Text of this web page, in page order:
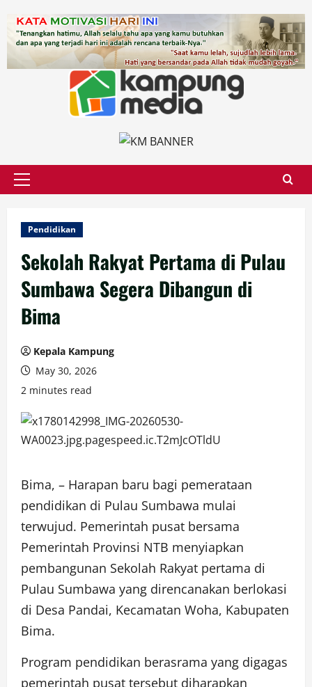
content
Primary
Pendidikan
Sekolah Rakyat Pertama di Pulau
Sumbawa Segera Dibangun di
Bima
Kepala Kampung
May 30, 2026
2 minutes read
Bima, – Harapan baru bagi pemerataan
pendidikan di Pulau Sumbawa mulai
terwujud. Pemerintah pusat bersama
Pemerintah Provinsi NTB menyiapkan
pembangunan Sekolah Rakyat pertama di
Pulau Sumbawa yang direncanakan berlokasi
di Desa Pandai, Kecamatan Woha, Kabupaten
Bima.
Program pendidikan berasrama yang digagas
pemerintah pusat tersebut diharapkan